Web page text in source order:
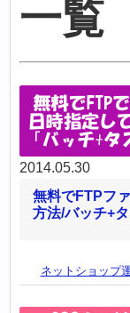
一覧
2014.05.30
無料でFTPフ
方法/バッチ+
ネットショップ